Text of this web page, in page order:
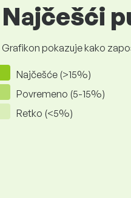
Najčešći
Grafikon pokazuje kako
Najčešće (>15%)
Povremeno (5-15%)
Retko (<5%)